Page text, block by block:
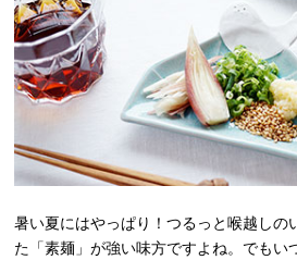
暑い夏にはやっぱり！つるっと喉越しの
た「素麺」が強い味方ですよね。でもい